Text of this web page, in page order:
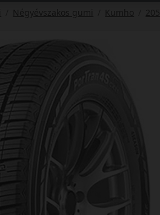
Négyévszakos gumi Kumho